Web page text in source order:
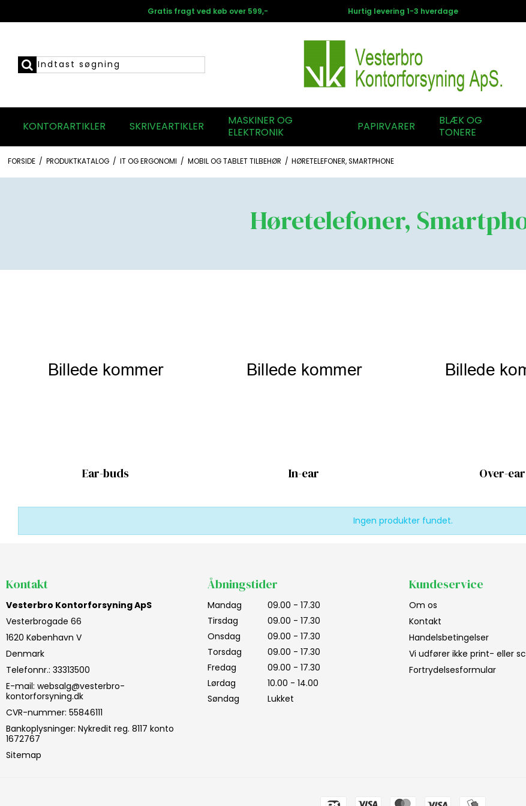
Gratis fragt ved køb over 599,- Hurtig levering 1-3 hverdage
KONTORARTIKLER SKRIVEARTIKLER
MASKINER OG
ELEKTRONIK
PAPIRVARER
BLÆK OG
TONERE
FORSIDE / PRODUKTKATALOG / IT OG ERGONOMI / MOBIL OG TABLET TILBEHØR / HØRETELEFONER, SMARTPHONE
Høretelefoner,
Ear-buds In-ear Over-ear
Ingen produkter fundet.
Kontakt
Vesterbro Kontorforsyning ApS
Vesterbrogade 66
1620 København V
Denmark
Telefonnr.: 33313500
E-mail: websalg@vesterbro-
kontorforsyning.dk
CVR-nummer: 55846111
Bankoplysninger: Nykredit reg. 8117 konto
1672767
Sitemap
Åbningstider
Mandag
09.00 - 17.30
Tirsdag
09.00 - 17.30
Onsdag
09.00 - 17.30
Torsdag
09.00 - 17.30
Fredag
09.00 - 17.30
Lørdag
10.00 - 14.00
Søndag
Lukket
Kundeservice
Om os
Kontakt
Handelsbetingelser
Vi udfører ikke print- eller
Fortrydelsesformular